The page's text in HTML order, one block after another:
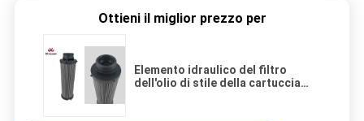
Ottieni il miglior prezzo per
Elemento idraulico del filtro
dell'olio di stile della cartuccia